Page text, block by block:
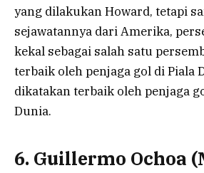
yang dilakukan Howard, tetapi
sejawatannya dari Amerika,
kekal sebagai salah satu
terbaik oleh penjaga gol di Piala
dikatakan terbaik oleh penjaga
Dunia.
6. Guillermo Ochoa